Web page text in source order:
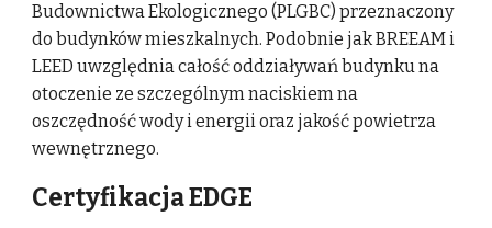
Budownictwa Ekologicznego (PLGBC) przeznaczony
do budynków mieszkalnych. Podobnie jak BREEAM i
LEED uwzględnia całość oddziaływań budynku na
otoczenie ze szczególnym naciskiem na
oszczędność wody i energii oraz jakość powietrza
wewnętrznego.
Certyfikacja EDGE